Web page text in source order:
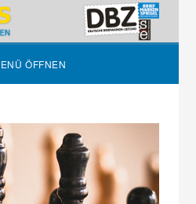
ÖFFNEN